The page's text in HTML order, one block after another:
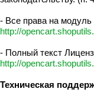
- Все права на модуль
http://
- Полный текст
http://
Техническая